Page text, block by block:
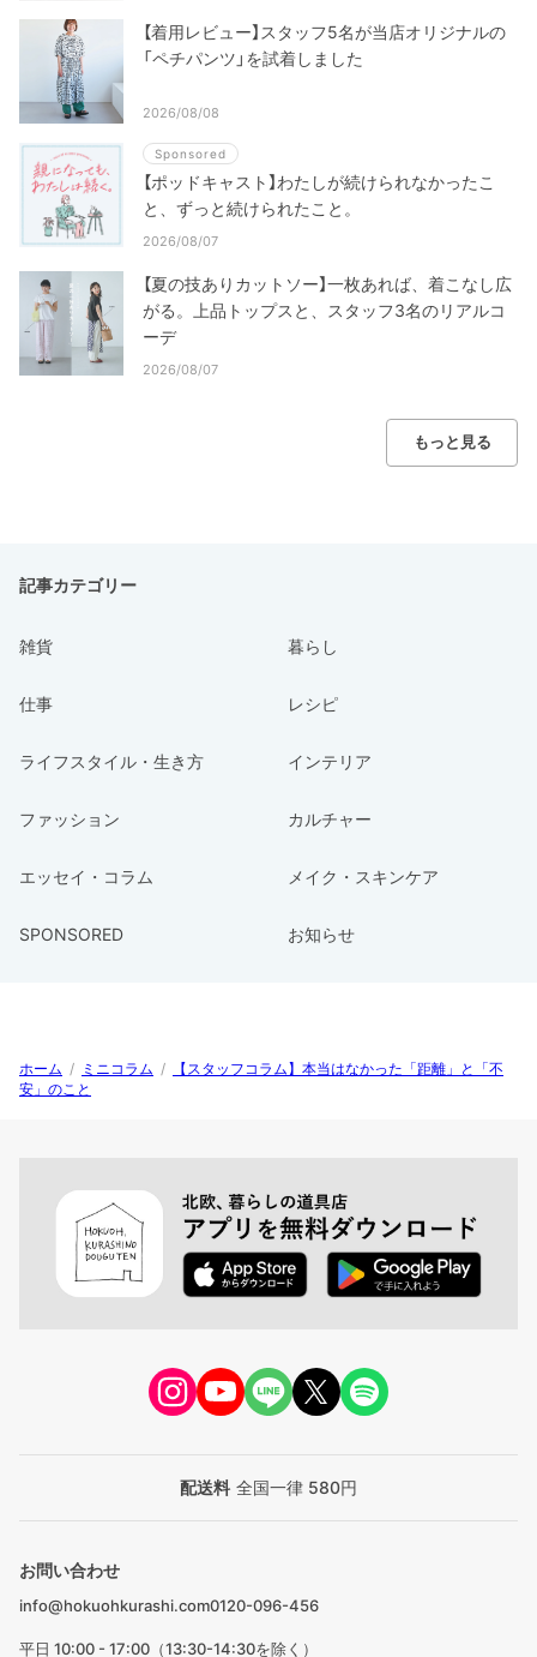
【着用レビュー】スタッフ5名が当店オリジナルの
「ペチパンツ」を試着しました
2026/08/08
Sponsored
【ポッドキャスト】わたしが続けられなかったこ
と、ずっと続けられたこと。
2026/08/07
【夏の技ありカットソー】一枚あれば、着こなし広
がる。上品トップスと、スタッフ3名のリアルコ
ーデ
2026/08/07
もっと見る
記事カテゴリー
雑貨 暮らし
仕事 レシピ
ライフスタイル・生き方 インテリア
ファッション カルチャー
エッセイ・コラム メイク・スキンケア
SPONSORED お知らせ
ホーム / ミニコラム /
【スタッフコラム】本当はなかった「距離」と「不
安」のこと
配送料 全国一律 580円
お問い合わせ
info@hokuohkurashi.com0120-096-456
平日 10:00 - 17:00（13:30-14:30を除く）